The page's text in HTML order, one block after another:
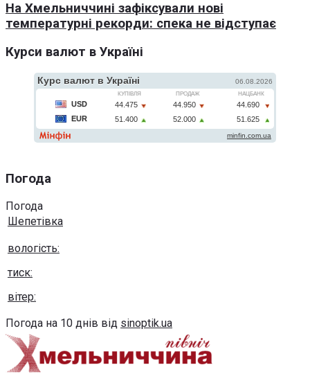
На Хмельниччині зафіксували нові
температурні рекорди: спека не відступає
Курси валют в Україні
Погода
Погода
Шепетівка
вологість:
тиск:
вітер:
Погода на 10 днів від sinoptik.ua